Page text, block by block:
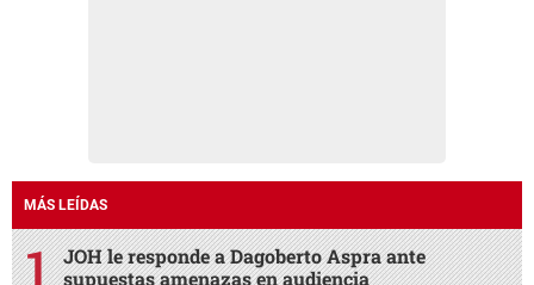
MÁS LEÍDAS
JOH le responde a Dagoberto Aspra ante
supuestas amenazas en audiencia